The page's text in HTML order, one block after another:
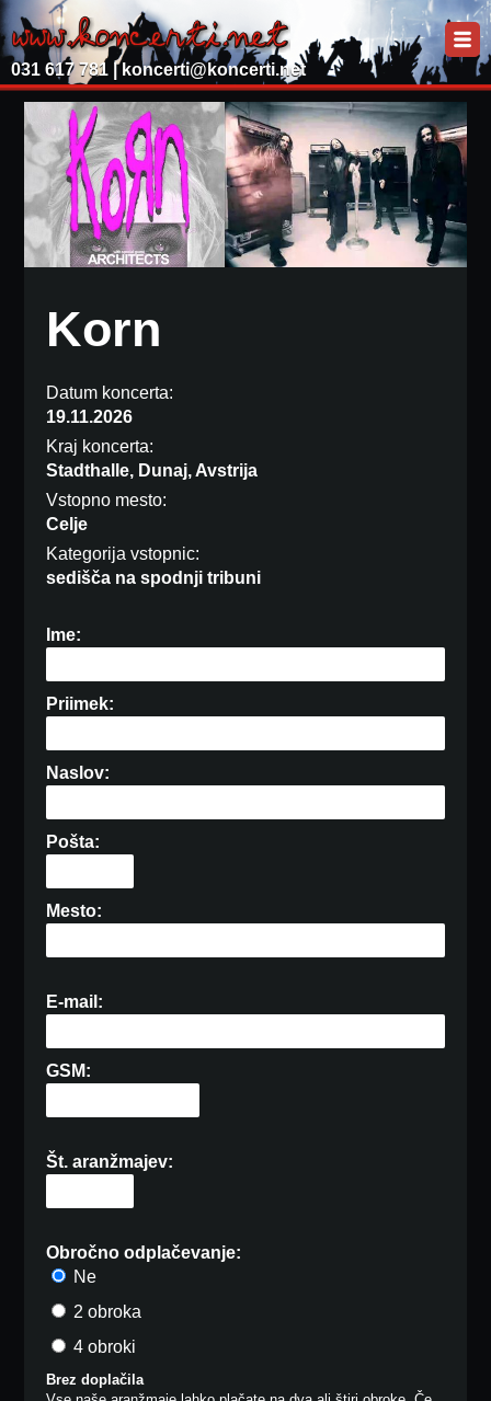
031 617 781 | koncerti@koncerti.net
Korn
Datum koncerta:
19.11.2026
Kraj koncerta:
Stadthalle, Dunaj, Avstrija
Vstopno mesto:
Celje
Kategorija vstopnic:
sedišča na spodnji tribuni
Ime:
Priimek:
Naslov:
Pošta:
Mesto:
E-mail:
GSM:
Št. aranžmajev:
Obročno odplačevanje:
Ne
2 obroka
4 obroki
Brez doplačila